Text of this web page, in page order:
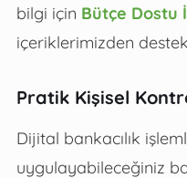
bilgi için Bütçe Dostu
içeriklerimizden
Pratik Kişisel
Dijital bankacılık
uygulayabileceğiniz